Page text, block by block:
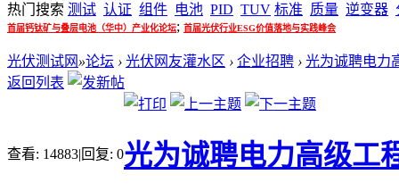
热门搜索 测试 认证 组件 电池 PID TUV 标准 质量 逆变器
首届钙钛矿与叠层电池（华中）产业化论坛; 首届光伏行业ESG价值落地与实践峰会
光伏测试网 »论坛 › 光伏网友灌水区 › 企业招聘 › 光为诚聘电力
返回列表
查看: 14883|回复: 0光为诚聘电力高级工